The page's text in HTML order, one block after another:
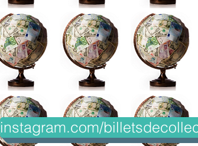
instagram.com/